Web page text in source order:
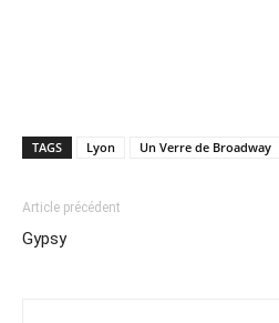
TAGS Lyon Un Verre de Broadway
Article précédent
Gypsy